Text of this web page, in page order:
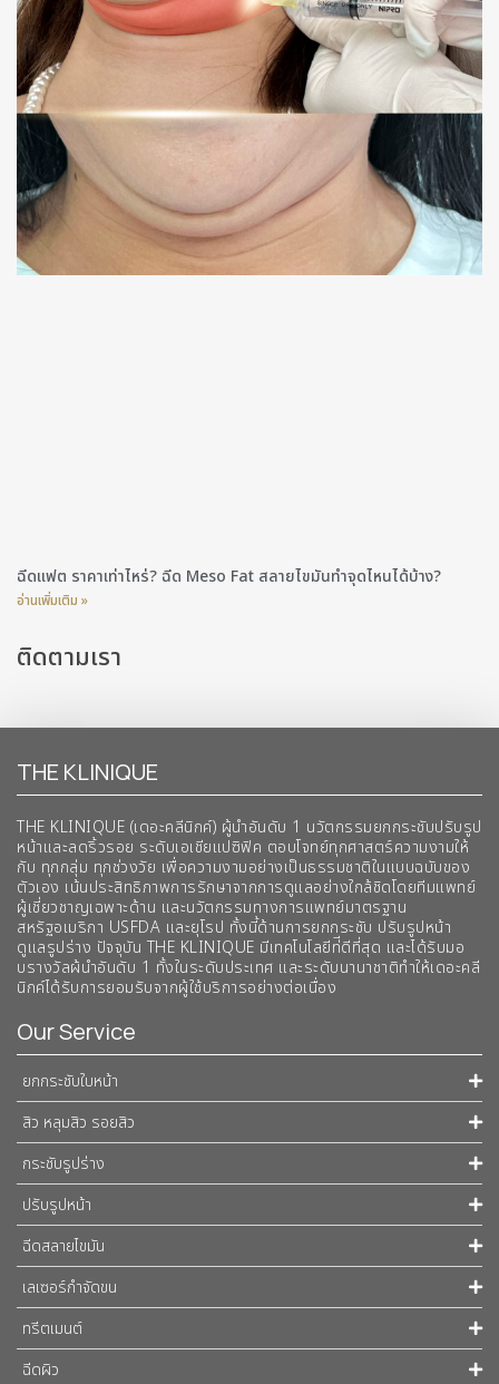
ฉีดแฟต ราคาเท่าไหร่? ฉีด Meso Fat สลายไขมันทำจุดไหนได้บ้าง?
อ่านเพิ่มเติม »
ติดตามเรา
THE KLINIQUE
THE KLINIQUE (เดอะคลีนิกค์) ผู้นำอันดับ 1 นวัตกรรมยกกระชับปรับรูป
หน้าและลดริ้วรอย ระดับเอเชียแปซิฟิค ตอบโจทย์ทุกศาสตร์ความงามให้
กับ ทุกกลุ่ม ทุกช่วงวัย เพื่อความงามอย่างเป็นธรรมชาติในแบบฉบับของ
ตัวเอง เน้นประสิทธิภาพการรักษาจากการดูแลอย่างใกล้ชิดโดยทีมแพทย์
ผู้เชี่ยวชาญเฉพาะด้าน และนวัตกรรมทางการแพทย์มาตรฐาน
สหรัฐอเมริกา USFDA และยุโรป ทั้งนี้ด้านการยกกระชับ ปรับรูปหน้า
ดูแลรูปร่าง ปัจจุบัน THE KLINIQUE มีเทคโนโลยีท่ีดีที่สุด และได้รับมอ
บรางวัลผ้นำอันดับ 1 ทั้งในระดับประเทศ และระดับนานาชาติทําให้เดอะคลี
นิกค์ได้รับการยอมรับจากผู้ใช้บริการอย่างต่อเนื่อง
Our Service
ยกกระชับใบหน้า
สิว หลุมสิว รอยสิว
กระชับรูปร่าง
ปรับรูปหน้า
ฉีดสลายไขมัน
เลเซอร์กำจัดขน
ทรีตเมนต์
ฉีดผิว